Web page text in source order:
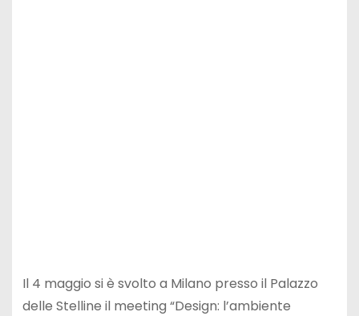
Il 4 maggio si è svolto a Milano presso il Palazzo
delle Stelline il meeting “Design: l’ambiente